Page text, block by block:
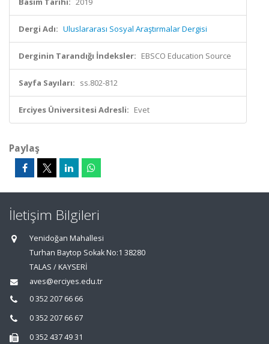
Dergi Adı: Uluslararası Sosyal Araştırmalar Dergisi
Derginin Tarandığı İndeksler: EBSCO Education Source
Sayfa Sayıları: ss.802-812
Erciyes Üniversitesi Adresli: Evet
Paylaş
İletişim Bilgileri
Yenidoğan Mahallesi
Turhan Baytop Sokak No:1 38280
TALAS / KAYSERİ
aves@erciyes.edu.tr
0 352 207 66 66
0 352 207 66 67
0 352 437 49 31